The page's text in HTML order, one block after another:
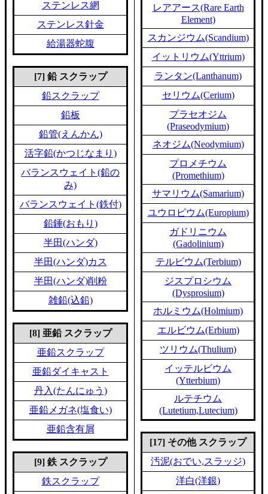
ステンレス網
ステンレス針金
給湯器蛇腹
[7] 鉛 スクラップ
鉛スクラップ
鉛板
鉛管(えんかん)
活字鉛(かつじなまり)
バランスウェイト(鉛の
み)
バランスウェイト(鉄付)
鉛錘(おもり)
半田(ハンダ)
半田(ハンダ)カス
半田(ハンダ)削粉
雑鉛(込鉛)
[8] 亜鉛 スクラップ
亜鉛スクラップ
亜鉛ダイキャスト
丹入(たんにゅう)
亜鉛メガネ(塩食い)
亜鉛含有屑
[9] 鉄 スクラップ
鉄スクラップ
レアアース(Rare Earth
Element)
スカンジウム(Scandium)
イットリウム(Yttrium)
ランタン(Lanthanum)
セリウム(Cerium)
プラセオジム
(Praseodymium)
ネオジム(Neodymium)
プロメチウム
(Promethium)
サマリウム(Samarium)
ユウロピウム(Europium)
ガドリニウム
(Gadolinium)
テルビウム(Terbium)
ジスプロシウム
(Dysprosium)
ホルミウム(Holmium)
エルビウム(Erbium)
ツリウム(Thulium)
イッテルビウム
(Ytterbium)
ルテチウム
(Lutetium,Lutecium)
[17] その他 スクラップ
汚泥(おでい,スラッジ)
洋白(洋銀)